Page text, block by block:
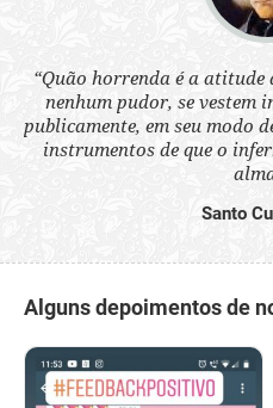
“Quão horrenda é a atitude
nenhum pudor, se vestem
publicamente, em seu modo
instrumentos de que o
Santo
Alguns depoimentos de